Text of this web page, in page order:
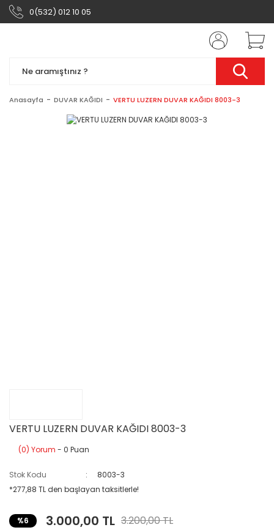
0(532) 012 10 05
Anasayfa DUVAR KAĞIDI VERTU LUZERN DUVAR KAĞIDI 8003-3
VERTU LUZERN DUVAR KAĞIDI 8003-3
(0) Yorum - 0 Puan
Stok Kodu
8003-3
*277,88 TL den başlayan taksitlerle!
%6 3.000,00 TL 3.200,00 TL